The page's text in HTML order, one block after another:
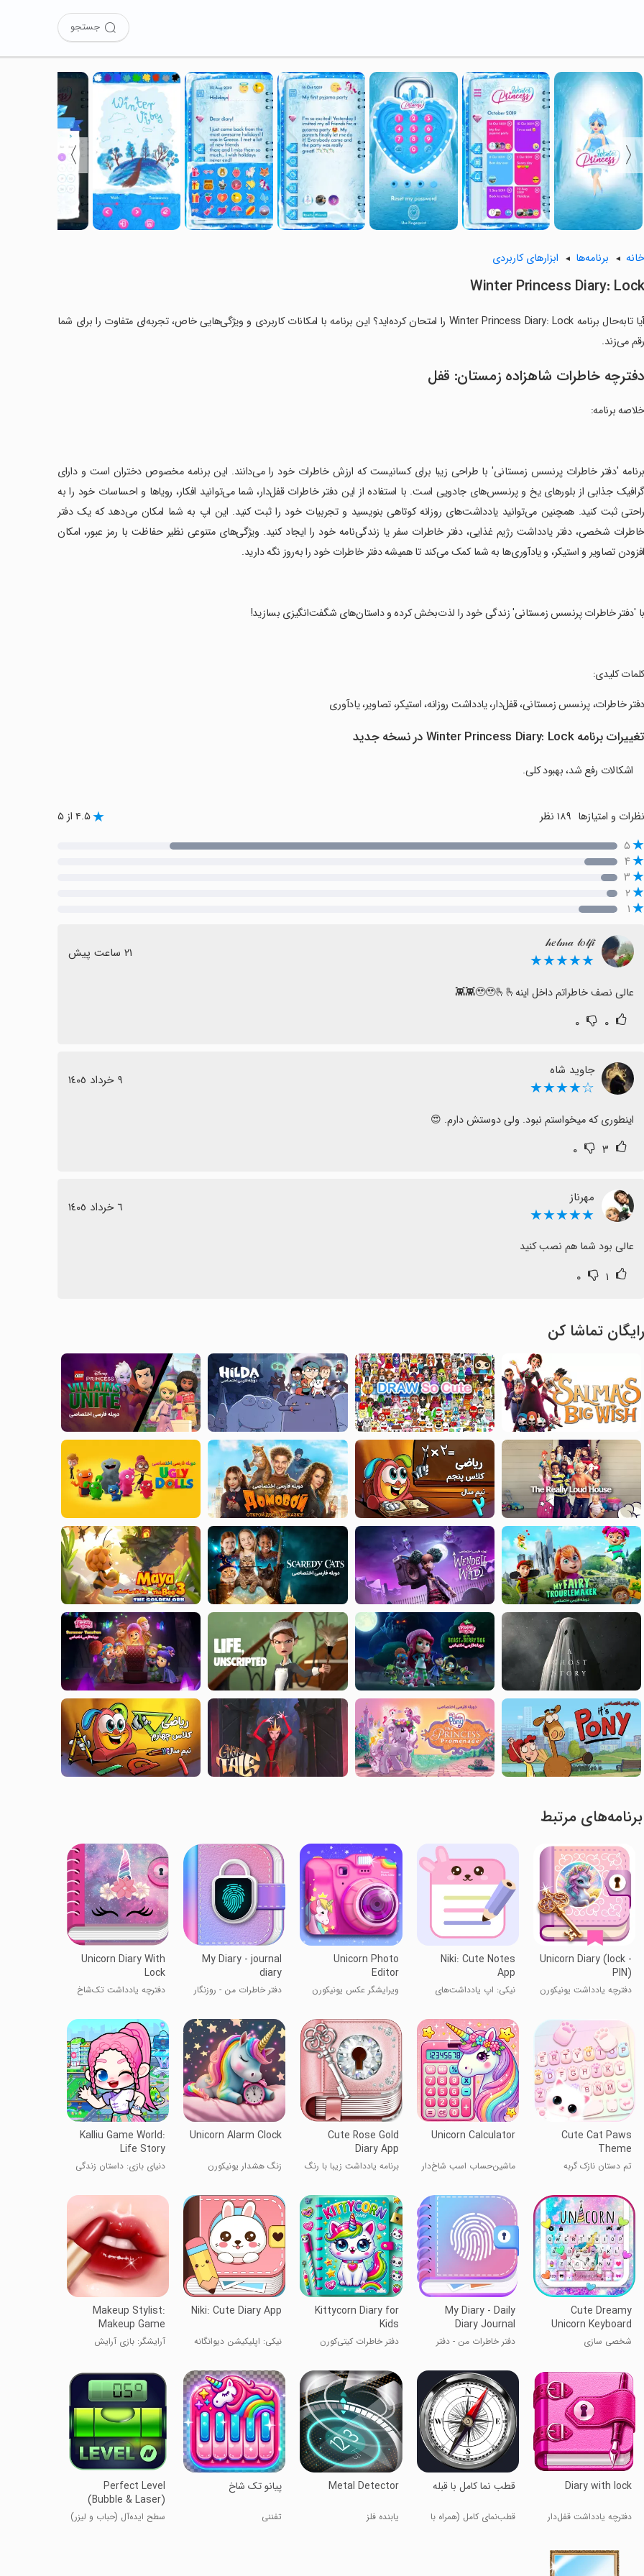
جستجو
〈
〉
خانه برنامه‌ها ابزارهای کاربردی
Winter Princess Diary: Lock
آیا تابه‌حال برنامه Winter Princess Diary: Lock را امتحان کرده‌اید؟ این برنامه با امکانات کاربردی و ویژگی‌هایی خاص، تجربه‌ای متفاوت را برای شما
رقم می‌زند.
دفترچه خاطرات شاهزاده زمستان: قفل
خلاصه برنامه:
‏برنامه 'دفتر خاطرات پرنسس زمستانی' با طراحی زیبا برای کسانیست که ارزش خاطرات خود را می‌دانند. این برنامه مخصوص دختران است و دارای
گرافیک جذابی از بلورهای یخ و پرنسس‌های جادویی است. با استفاده از این دفتر خاطرات قفل‌دار، شما می‌توانید افکار، رویاها و احساسات خود را به
راحتی ثبت کنید. همچنین می‌توانید یادداشت‌های روزانه کوتاهی بنویسید و تجربیات خود را ثبت کنید. این اپ به شما امکان می‌دهد که یک دفتر
خاطرات شخصی، دفتر یادداشت رژیم غذایی، دفتر خاطرات سفر یا زندگی‌نامه خود را ایجاد کنید. ویژگی‌های متنوعی نظیر حفاظت با رمز عبور، امکان
افزودن تصاویر و استیکر، و یادآوری‌ها به شما کمک می‌کند تا همیشه دفتر خاطرات خود را به‌روز نگه دارید.
‏با 'دفتر خاطرات پرنسس زمستانی' زندگی خود را لذت‌بخش کرده و داستان‌های شگفت‌انگیزی بسازید!
‏کلمات کلیدی:
‏دفتر خاطرات، پرنسس زمستانی، قفل‌دار، یادداشت روزانه، استیکر، تصاویر، یادآوری
تغییرات برنامه Winter Princess Diary: Lock در نسخه جدید
اشکالات رفع شد، بهبود کلی.
نظرات و امتیازها ۴.۵ از ۵
۵
۴
۳
۲
۱
𝒽𝑒𝓁𝓂𝒶 𝓁𝑜𝓉𝒻𝒾
★★★★★ ٢١ ساعت پیش
عالی نصف خاطراتم داخل اینه🥹🥹🫰🫰👾👾
۰ ۰
جاوید شاه
☆★★★★ ٩ خرداد ١٤٠٥
اینطوری که میخواستم نبود. ولی دوستش دارم. 😍
۳ ۰
مهرناز
★★★★★ ٦ خرداد ١٤٠٥
عالی بود شما هم نصب کنید
۱ ۰
رایگان تماشا کن
برنامه‌های مرتبط
Unicorn Diary (lock -
PIN)
دفترچه یادداشت یونیکورن
Niki: Cute Notes
App
نیکی: اپ یادداشت‌های
Unicorn Photo
Editor
ویرایشگر عکس یونیکورن
My Diary - journal
diary
دفتر خاطرات من - روزنگار
Unicorn Diary With
Lock
دفترچه یادداشت تک‌شاخ
Cute Cat Paws
Theme
تم دستان نازک گربه
Unicorn Calculator
ماشین‌حساب اسب شاخ‌دار
Cute Rose Gold
Diary App
برنامه یادداشت زیبا با رنگ
Unicorn Alarm Clock
زنگ هشدار یونیکورن
Kalliu Game World:
Life Story
دنیای بازی: داستان زندگی
Cute Dreamy
Unicorn Keyboard
Background
شخصی سازی
My Diary - Daily
Diary Journal
دفتر خاطرات من - دفتر
Kittycorn Diary for
Kids
دفتر خاطرات کیتی‌کورن
Niki: Cute Diary App
نیکی: اپلیکیشن دیوانگانه
Makeup Stylist:
Makeup Game
آرایشگر: بازی آرایش
Diary with lock
دفترچه یادداشت قفل‌دار
قطب نما کامل با قبله
قطب‌نمای کامل (همراه با
Metal Detector
یابنده فلز
پیانو تک شاخ
تفننی
Perfect Level
(Bubble & Laser)
سطح ایده‌آل (حباب و لیزر)